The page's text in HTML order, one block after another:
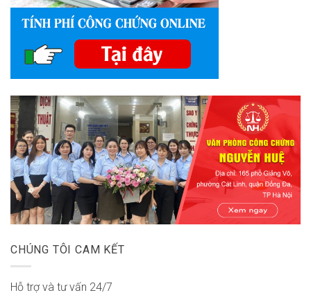
CHÚNG TÔI CAM KẾT
Hỗ trợ và tư vấn 24/7